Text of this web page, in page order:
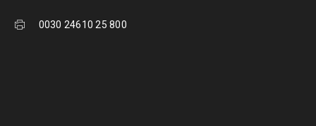
0030 24610 25 800